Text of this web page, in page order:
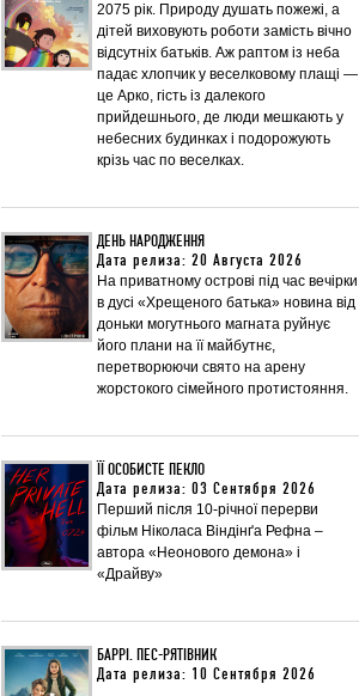
2075 рік. Природу душать пожежі, а
дітей виховують роботи замість вічно
відсутніх батьків. Аж раптом із неба
падає хлопчик у веселковому плащі —
це Арко, гість із далекого
прийдешнього, де люди мешкають у
небесних будинках і подорожують
крізь час по веселках.
ДЕНЬ НАРОДЖЕННЯ
Дата релиза: 20 Августа 2026
На приватному острові під час вечірки
в дусі «Хрещеного батька» новина від
доньки могутнього магната руйнує
його плани на її майбутнє,
перетворюючи свято на арену
жорстокого сімейного протистояння.
ЇЇ ОСОБИСТЕ ПЕКЛО
Дата релиза: 03 Сентября 2026
Перший після 10-річної перерви
фільм Ніколаса Віндінґа Рефна –
автора «Неонового демона» і
«Драйву»
БАРРІ. ПЕС-РЯТІВНИК
Дата релиза: 10 Сентября 2026